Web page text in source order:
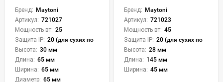
Бренд: Maytoni
Артикул: 721027
Мощность вт: 25
Защита IP: 20 (для сухих пом.)
Высота: 30 мм
Длина: 65 мм
Ширина: 65 мм
Диаметр: 65 мм
Бренд: Maytoni
Артикул: 721023
Мощность вт: 45
Защита IP: 20 (для сухих пом.)
Высота: 28 мм
Длина: 145 мм
Ширина: 45 мм